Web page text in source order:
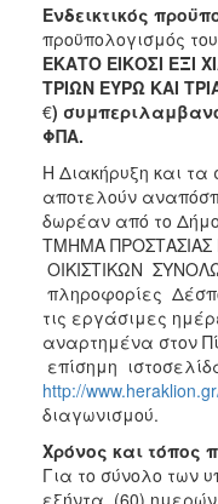
Ενδεικτικός
προϋπολογισμός
ΕΚΑΤΟ ΕΙΚΟΣΙ ΕΞΙ
ΤΡΙΩΝ ΕΥΡΩ ΚΑΙ
€)
ΦΠΑ.
Η Διακήρυξη και
αποτελούν
δωρέαν από το
ΤΜΗΜΑ ΠΡΟΣΤΑΣΙΑΣ
ΟΙΚΙΣΤΙΚΩΝ
πληροφορίες
τις εργάσιμες
αναρτημένα στον
επίσημη
http://
διαγωνισμού.
Χρόνος και τόπος
Για το σύνολο των
εξήντα (60)